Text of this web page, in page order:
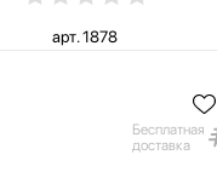
арт. 1878
Бесплатная
доставка